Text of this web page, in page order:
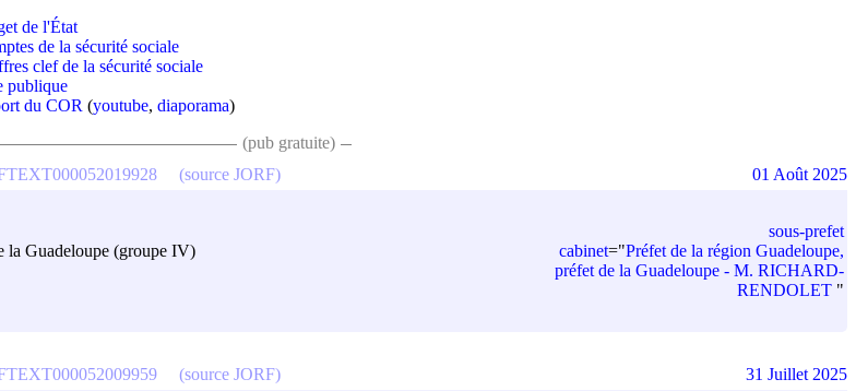
de l'État
de la sécurité sociale
clef de la sécurité sociale
publique
du COR (youtube, diaporama)
(pub gratuite)
la Guadeloupe (groupe IV)
sous-prefet
cabinet="Préfet de la région Guadeloupe,
préfet de la Guadeloupe - M. RICHARD-
RENDOLET "
(source JORF) 01 Août 2025
(source JORF) 31 Juillet 2025